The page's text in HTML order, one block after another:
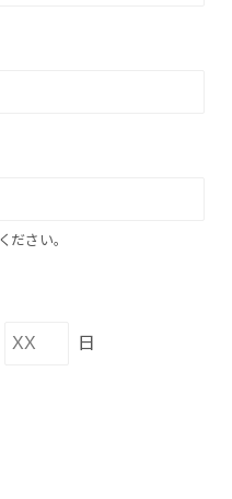
さい。
日